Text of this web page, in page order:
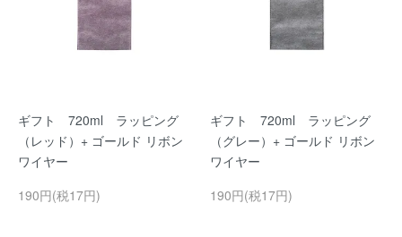
ギフト 720ml ラッピング
（レッド）+ ゴールド リボン
ワイヤー
190円(税17円)
ギフト 720ml ラッピング
（グレー）+ ゴールド リボン
ワイヤー
190円(税17円)